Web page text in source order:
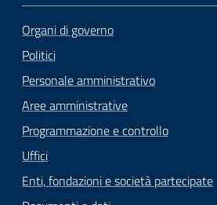
Organi di governo
Politici
Personale amministrativo
Aree amministrative
Programmazione e controllo
Uffici
Enti, fondazioni e società partecipate